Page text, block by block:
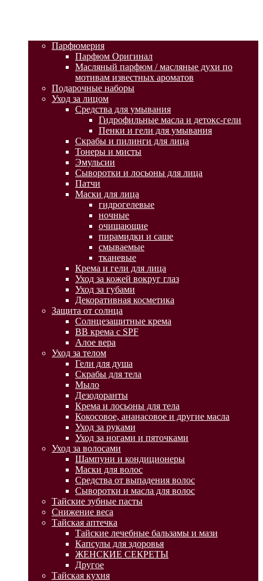
Парфюмерия
Парфюм Оригинал
Масляный парфюм / масляные духи по
мотивам известных ароматов
Подарочные наборы
Уход за лицом
Средства для умывания
Гидрофильные масла и детокс-гели
Пенки и гели для умывания
Скрабы и пилинги для лица
Тонеры и мисты
Эмульсии
Сыворотки и лосьоны для лица
Патчи
Маски для лица
гидрогелевые
ночные
очищающие
пирамидки и саше
смываемые
тканевые
Крема и гели для лица
Уход за кожей вокруг глаз
Уход за губами
Декоративная косметика
Защита от солнца
Солнцезащитные крема
BB крема с SPF
Алое вера
Уход за телом
Гели для душа
Скрабы для тела
Мыло
Дезодоранты
Крема и лосьоны для тела
Кокосовое, ананасовое и другие масла
Уход за руками
Уход за ногами и пяточками
Уход за волосами
Шампуни и кондиционеры
Маски для волос
Средства от выпадения волос
Сыворотки и масла для волос
Тайские зубные пасты
Снижение веса
Тайская аптечка
Тайские лечебные бальзамы и мази
Капсулы для здоровья
ЖЕНСКИЕ СЕКРЕТЫ
Другое
Тайская кухня